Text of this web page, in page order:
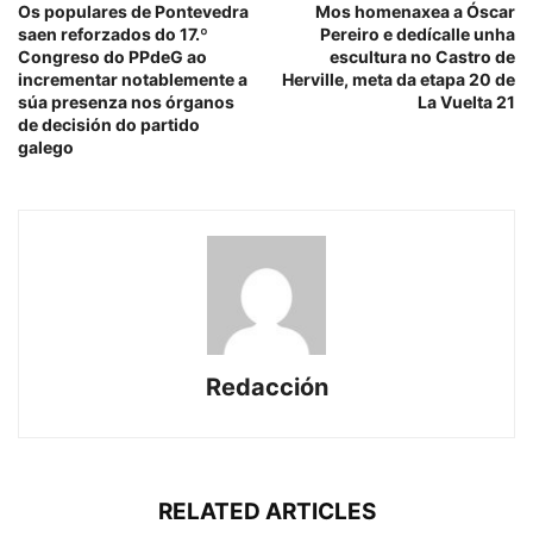
Os populares de Pontevedra
saen reforzados do 17.º
Congreso do PPdeG ao
incrementar notablemente a
súa presenza nos órganos
de decisión do partido
galego
Mos homenaxea a Óscar
Pereiro e dedícalle unha
escultura no Castro de
Herville, meta da etapa 20 de
La Vuelta 21
Redacción
RELATED ARTICLES